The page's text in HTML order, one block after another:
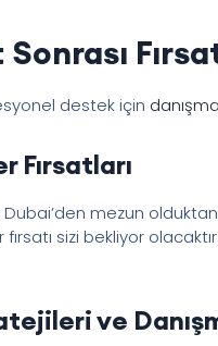
destek için
Fırsatları
mezun
sizi bekliyor
ve